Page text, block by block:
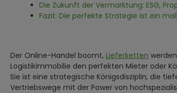
Die Zukunft der Vermarktung: ESG,
Fazit: Die perfekte Strategie ist ein
Der Online-Handel boomt, Lieferketten
Logistikimmobilie den perfekten Mieter oder
Sie ist eine strategische Königsdisziplin, die
Vertriebswege mit der Power von